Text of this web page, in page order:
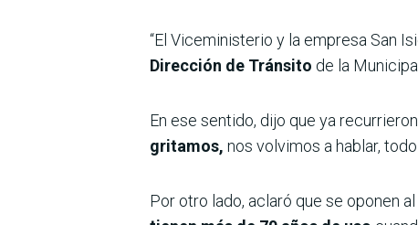
“El Viceministerio y la empresa San
Dirección de Tránsito de la
En ese sentido, dijo que ya
gritamos, nos volvimos a hablar,
Por otro lado, aclaró que se oponen